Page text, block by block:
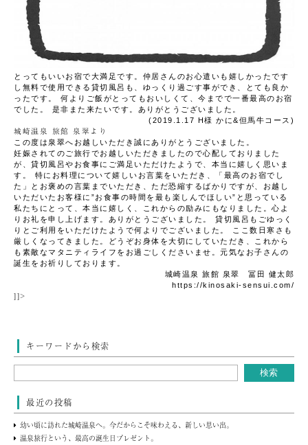
とってもいいお宿で大満足です。仲居さんのお心遣いも嬉しかったです
し無料で使用できる貸切風呂も、ゆっくり過ごす事ができ、とても良か
ったです。
何よりご飯がとってもおいしくて、今までで一番最高のお宿
でした。
是非また来たいです。ありがとうございました。
(2019.1.17 H様 かに&但馬牛コース )
城崎温泉 旅館 泉翠より
この度は泉翠へお越しいただき誠にありがとうございました。
妊娠されてのご旅行でお越しいただきましたので心配しておりました
が、貸切風呂やお食事にご満足いただけたようで、本当に嬉しく思いま
す。
特にお料理について嬉しいお言葉をいただき、「最高のお宿でし
た」とお褒めの言葉までいただき、ただ恐縮するばかりですが、お越し
いただいたお客様に”お食事の時間を最も楽しんでほしい”と思っている
私たちにとって、本当に嬉しく、これからの励みにもなりました。心よ
りお礼を申し上げます。ありがとうございました。
貸切風呂もごゆっく
りとご利用をいただけたようで何よりでございました。
ここ数日寒さも
厳しくなってきました。どうぞお身体を大切にしていただき、これから
も素敵なマタニティライフをお過ごしくださいませ。元気なお子さんの
誕生をお祈りしております。
城崎温泉 旅館 泉翠 冨田 健太郎
https://kinosaki-sensui.com/
]]>
キーワードから検索
最近の投稿
幼い頃に訪れた城崎温泉へ。今だからこそ味わえる、新しい思い出。
温泉旅行という、最高の誕生日プレゼント。